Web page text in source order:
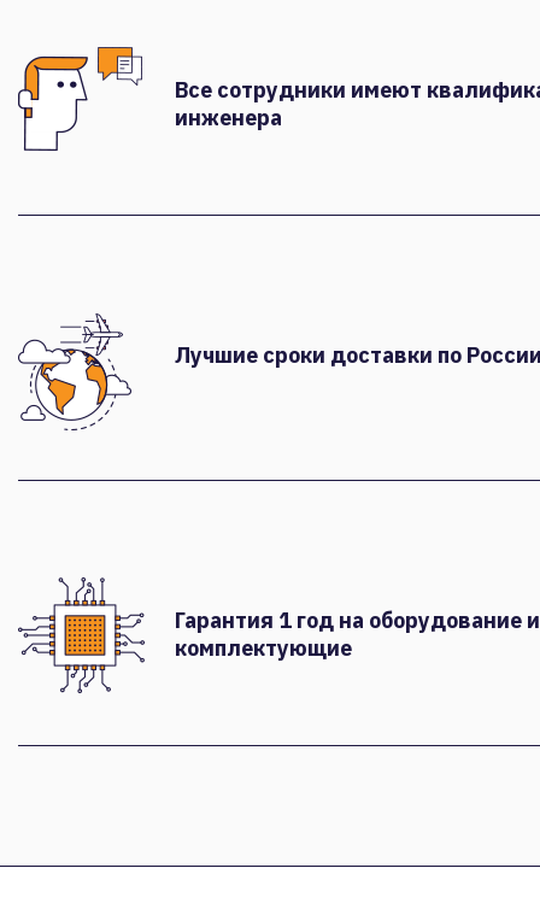
Все сотрудники имеют
инженера
Лучшие сроки доставки по
Гарантия 1 год на оборудование и
комплектующие